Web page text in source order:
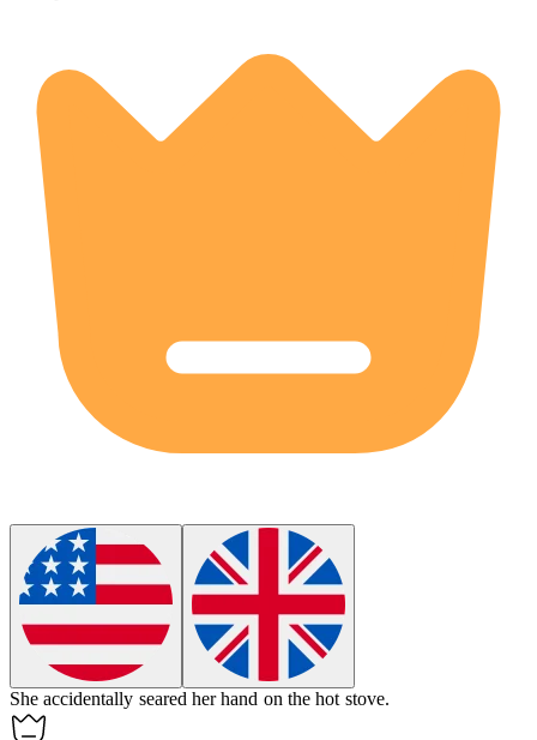
She accidentally seared her hand on the hot stove.